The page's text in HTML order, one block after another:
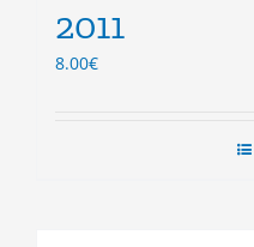
2011
8.00€